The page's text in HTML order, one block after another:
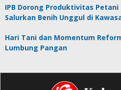
IPB Dorong Produktivitas
Salurkan Benih Unggul di
Hari Tani dan Momentum
Lumbung Pangan